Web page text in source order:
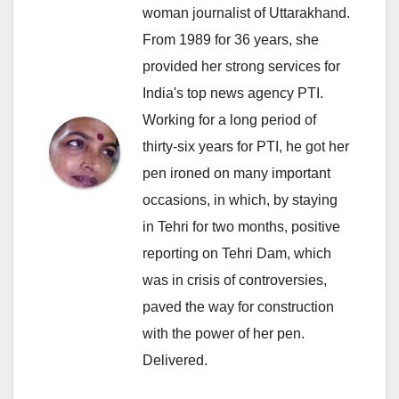
woman journalist of Uttarakhand.
From 1989 for 36 years, she
provided her strong services for
India's top news agency PTI.
Working for a long period of
thirty-six years for PTI, he got her
pen ironed on many important
occasions, in which, by staying
in Tehri for two months, positive
reporting on Tehri Dam, which
was in crisis of controversies,
paved the way for construction
with the power of her pen.
Delivered.